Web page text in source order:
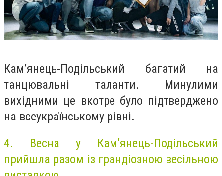
Кам’янець-Подільський багатий на
танцювальні таланти. Минулими
вихідними це вкотре було підтверджено
на всеукраїнському рівні.
4. Весна у Кам’янець-Подільський
прийшла разом із грандіозною весільною